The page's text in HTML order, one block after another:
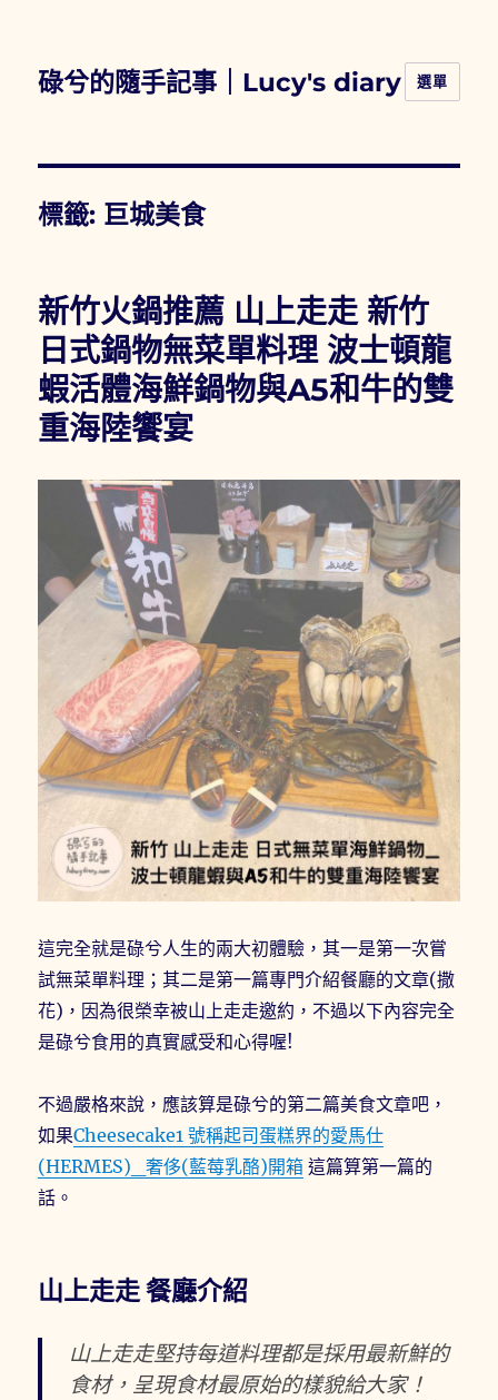
碌兮的隨手記事｜Lucy's diary 選單
標籤: 巨城美食
新竹火鍋推薦 山上走走 新竹
日式鍋物無菜單料理 波士頓龍
蝦活體海鮮鍋物與A5和牛的雙
重海陸饗宴
這完全就是碌兮人生的兩大初體驗，其一是第一次嘗
試無菜單料理；其二是第一篇專門介紹餐廳的文章(撒
花)，因為很榮幸被山上走走邀約，不過以下內容完全
是碌兮食用的真實感受和心得喔!
不過嚴格來說，應該算是碌兮的第二篇美食文章吧，
如果Cheesecake1 號稱起司蛋糕界的愛馬仕
(HERMES)_奢侈(藍莓乳酪)開箱 這篇算第一篇的
話。
山上走走 餐廳介紹
山上走走堅持每道料理都是採用最新鮮的
食材，呈現食材最原始的樣貌給大家！